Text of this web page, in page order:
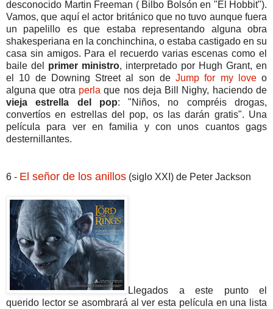
desconocido Martin Freeman ( Bilbo Bolsón en "El Hobbit").
Vamos, que aquí el actor británico que no tuvo aunque fuera
un papelillo es que estaba representando alguna obra
shakesperiana en la conchinchina, o estaba castigado en su
casa sin amigos. Para el recuerdo varias escenas como el
baile del primer ministro, interpretado por Hugh Grant, en
el 10 de Downing Street al son de Jump for my loveo
alguna que otra perla que nos deja Bill Nighy, haciendo de
vieja estrella del pop: "Niños, no compréis drogas,
convertíos en estrellas del pop, os las darán gratis". Una
película para ver en familia y con unos cuantos gags
desternillantes.
6 - El señor de los anillos (siglo XXI) de Peter Jackson
Llegados a este punto el
querido lector se asombrará al ver esta película en una lista